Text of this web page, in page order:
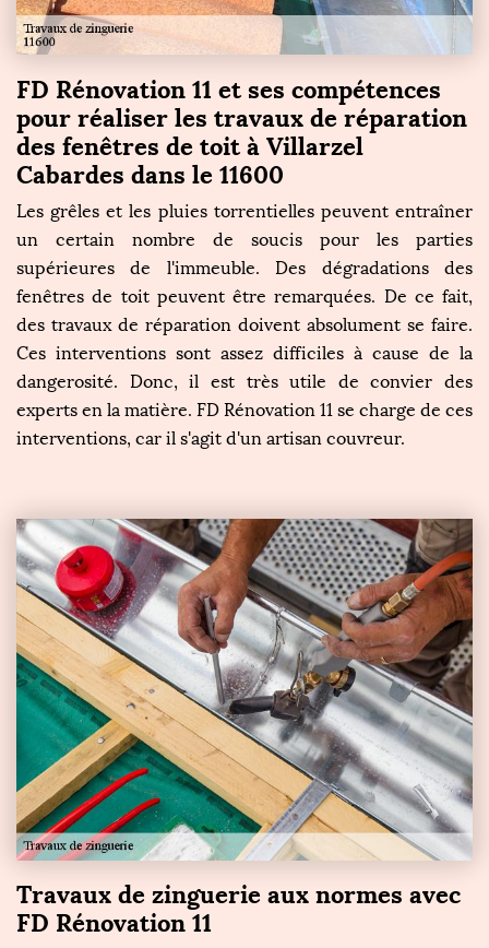
FD Rénovation 11 et ses compétences
pour réaliser les travaux de réparation
des fenêtres de toit à Villarzel
Cabardes dans le 11600
Les grêles et les pluies torrentielles peuvent entraîner
un certain nombre de soucis pour les parties
supérieures de l'immeuble. Des dégradations des
fenêtres de toit peuvent être remarquées. De ce fait,
des travaux de réparation doivent absolument se faire.
Ces interventions sont assez difficiles à cause de la
dangerosité. Donc, il est très utile de convier des
experts en la matière. FD Rénovation 11 se charge de ces
interventions, car il s'agit d'un artisan couvreur.
Travaux de zinguerie aux normes avec
FD Rénovation 11